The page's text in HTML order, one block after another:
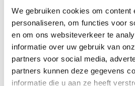
We gebruiken cookies om content
personaliseren, om functies voor
en om ons websiteverkeer te
informatie over uw gebruik van
partners voor social media,
partners kunnen deze gegevens
informatie die u aan ze heeft
Wel eens op de kermis op de ‘Kop van
die Jut eigenlijk? Waarom fungeert hij
Haarlemse Ridderstraat is in de gevel
gevelsteen ‘De Liefde’ aangebracht. In
mag je ervan uitgaan, dat er in dit
Maar dat is niet altijd zo geweest.